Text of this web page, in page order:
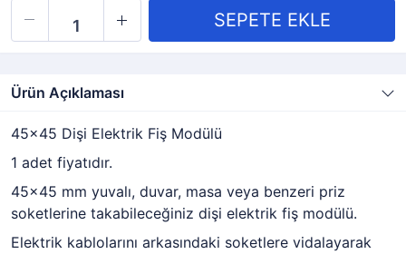
Ürün Açıklaması
45x45 Dişi Elektrik Fiş Modülü
1 adet fiyatıdır.
45x45 mm yuvalı, duvar, masa veya benzeri priz
soketlerine takabileceğiniz dişi elektrik fiş modülü.
Elektrik kablolarını arkasındaki soketlere vidalayarak